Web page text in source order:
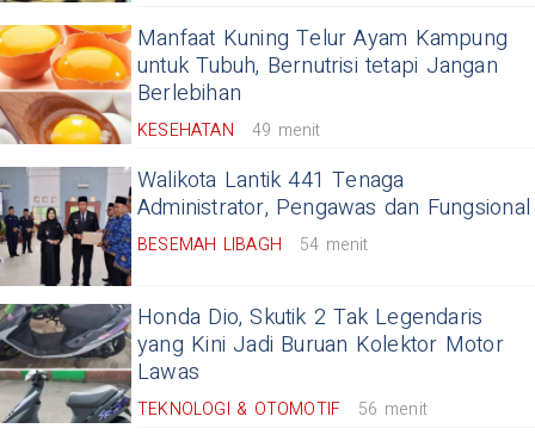
Manfaat Kuning Telur Ayam Kampung
untuk Tubuh, Bernutrisi tetapi Jangan
Berlebihan
KESEHATAN 49 menit
Walikota Lantik 441 Tenaga
Administrator, Pengawas dan Fungsional
BESEMAH LIBAGH 54 menit
Honda Dio, Skutik 2 Tak Legendaris
yang Kini Jadi Buruan Kolektor Motor
Lawas
TEKNOLOGI & OTOMOTIF 56 menit